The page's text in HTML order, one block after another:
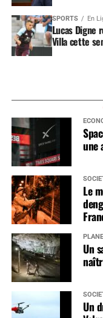
SPORTS En
Lucas Digne
Villa cette
une
Le
Un
Un